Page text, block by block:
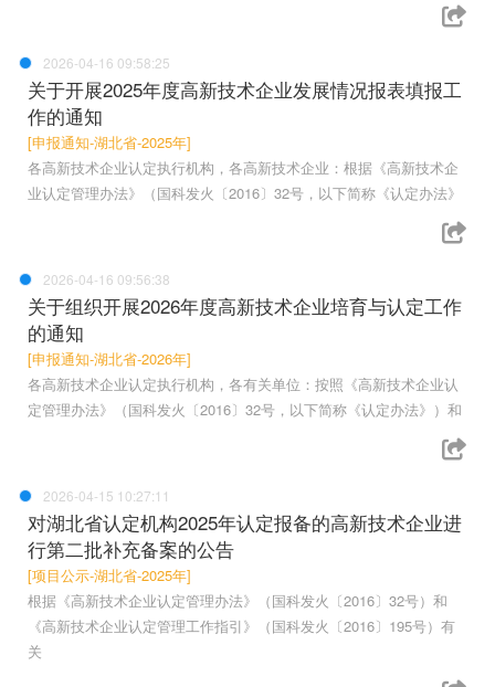
2026-04-16 09:58:25
关于开展2025年度高新技术企业发展情况报表填报工
作的通知
[申报通知-湖北省-2025年]
各高新技术企业认定执行机构，各高新技术企业：根据《高新技术企
业认定管理办法》（国科发火〔2016〕32号，以下简称《认定办法》
2026-04-16 09:56:38
关于组织开展2026年度高新技术企业培育与认定工作
的通知
[申报通知-湖北省-2026年]
各高新技术企业认定执行机构，各有关单位：按照《高新技术企业认
定管理办法》（国科发火〔2016〕32号，以下简称《认定办法》）和
2026-04-15 10:27:11
对湖北省认定机构2025年认定报备的高新技术企业进
行第二批补充备案的公告
[项目公示-湖北省-2025年]
根据《高新技术企业认定管理办法》（国科发火〔2016〕32号）和
《高新技术企业认定管理工作指引》（国科发火〔2016〕195号）有
关